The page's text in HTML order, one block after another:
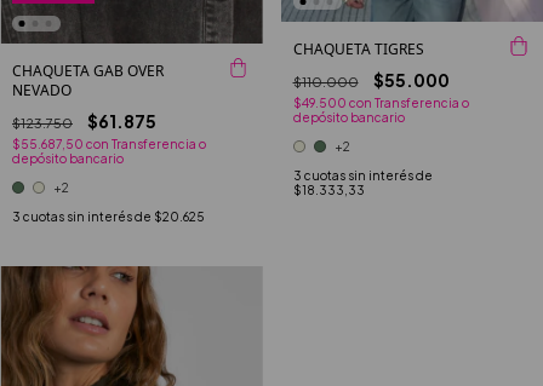
CHAQUETA GAB OVER
NEVADO
$123.750 $61.875
$55.687,50 con Transferencia o
depósito bancario
+2
3 cuotas sin interés de $20.625
CHAQUETA TIGRES
$110.000 $55.000
$49.500 con Transferencia o
depósito bancario
+2
3 cuotas sin interés de
$18.333,33